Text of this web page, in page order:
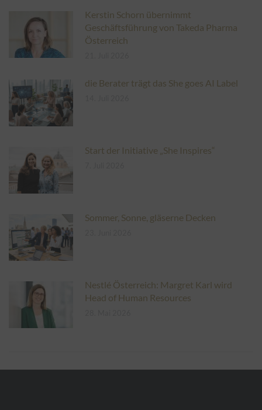
Kerstin Schorn übernimmt
Geschäftsführung von Takeda Pharma
Österreich
die Berater trägt das She goes AI Label
Start der Initiative „She Inspires“
Sommer, Sonne, gläserne Decken
Nestlé Österreich: Margret Karl wird
Head of Human Resources